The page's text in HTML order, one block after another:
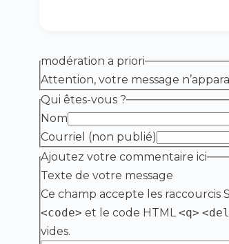
modération a priori
Attention, votre message
Qui êtes-vous ?
Nom
Courriel (non publié)
Ajoutez votre commentaire ici
Texte de votre message
Ce champ accepte les raccourcis
<code> et le code HTML<q>
vides.